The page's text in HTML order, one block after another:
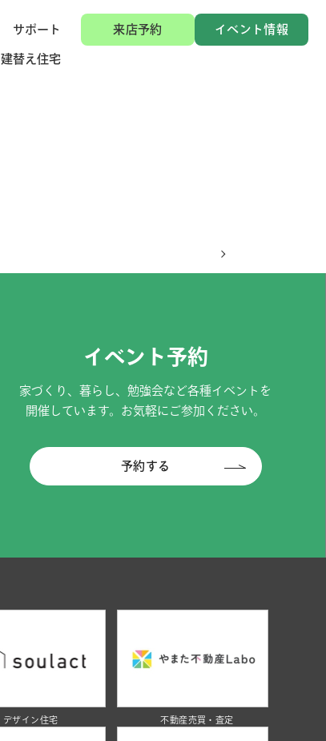
サポート
建替え住宅
来店予約 イベント情報
イベント予約
家づくり、暮らし、勉強会など各種イベントを
開催しています。お気軽にご参加ください。
予約する
デザイン住宅 不動産売買・査定